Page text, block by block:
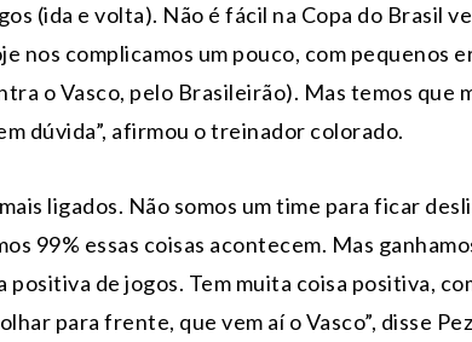
(ida e volta). Não é fácil na Copa do Brasil
nos complicamos um pouco, com pequenos
o Vasco, pelo Brasileirão). Mas temos que
dúvida”, afirmou o treinador colorado.
ligados. Não somos um time para ficar
99% essas coisas acontecem. Mas
positiva de jogos. Tem muita coisa positiva,
para frente, que vem aí o Vasco”, disse